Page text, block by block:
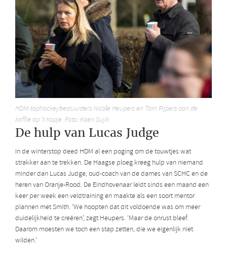
HDM-tophockeybestuurders Nicole Heupers en Tom Pijpers aan de
koffie op ’t Kopje. Foto: Koen Suyk
De hulp van Lucas Judge
In de winterstop deed HDM al een poging om de touwtjes wat
strakker aan te trekken. De Haagse ploeg kreeg hulp van niemand
minder dan Lucas Judge, oud-coach van de dames van SCHC en de
heren van Oranje-Rood. De Eindhovenaar leidt sinds een maand een
keer per week een veldtraining en maakte als een soort mentor
plannen met Smith. ‘We hoopten dat dit voldoende was om meer
duidelijkheid te creëren’, zegt Heupers. ‘Maar de onrust bleef.
Daarom moesten we toch een stap zetten, die we eigenlijk niet
wilden.’